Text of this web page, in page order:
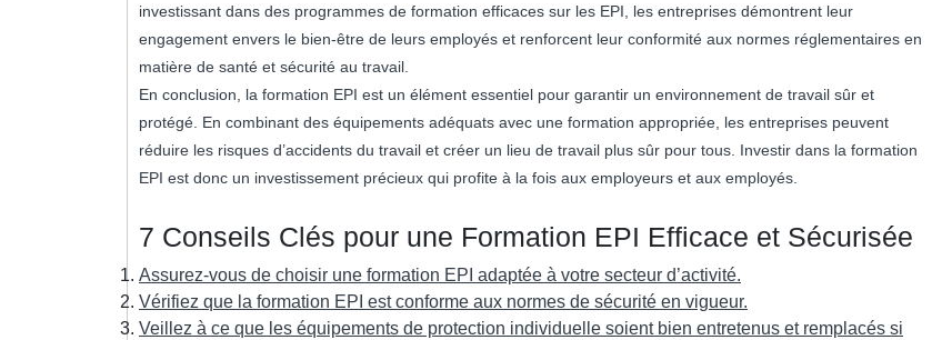
investissant dans des programmes de formation efficaces sur les EPI, les entreprises démontrent leur
engagement envers le bien-être de leurs employés et renforcent leur conformité aux normes réglementaires en
matière de santé et sécurité au travail.
En conclusion, la formation EPI est un élément essentiel pour garantir un environnement de travail sûr et
protégé. En combinant des équipements adéquats avec une formation appropriée, les entreprises peuvent
réduire les risques d’accidents du travail et créer un lieu de travail plus sûr pour tous. Investir dans la formation
EPI est donc un investissement précieux qui profite à la fois aux employeurs et aux employés.
7 Conseils Clés pour une Formation EPI Efficace et Sécurisée
Assurez-vous de choisir une formation EPI adaptée à votre secteur d’activité.
Vérifiez que la formation EPI est conforme aux normes de sécurité en vigueur.
Veillez à ce que les équipements de protection individuelle soient bien entretenus et remplacés si